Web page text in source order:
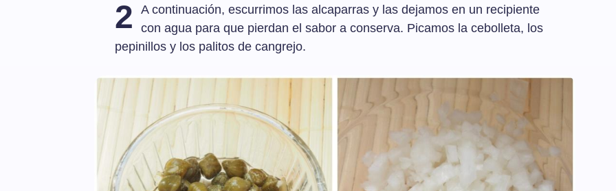
2
A continuación, escurrimos las alcaparras y las dejamos en un recipiente
con agua para que pierdan el sabor a conserva. Picamos la cebolleta, los
pepinillos y los palitos de cangrejo.